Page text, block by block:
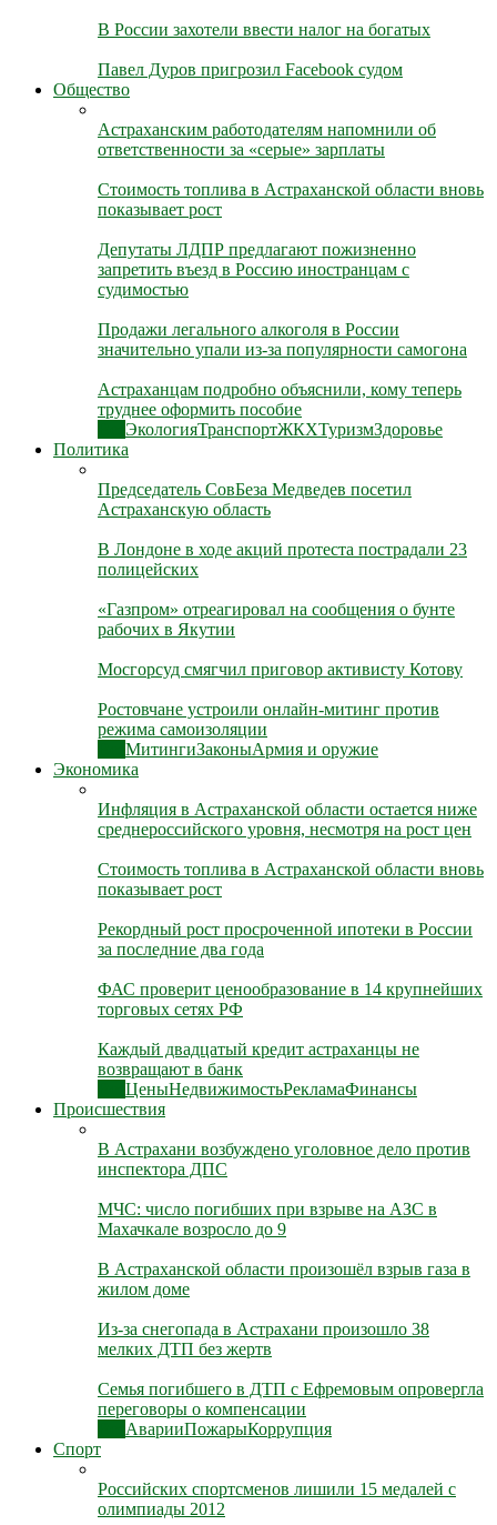
В России захотели ввести налог на богатых
Павел Дуров пригрозил Facebook судом
Общество
Астраханским работодателям напомнили об
ответственности за «серые» зарплаты
Стоимость топлива в Астраханской области вновь
показывает рост
Депутаты ЛДПР предлагают пожизненно
запретить въезд в Россию иностранцам с
судимостью
Продажи легального алкоголя в России
значительно упали из-за популярности самогона
Астраханцам подробно объяснили, кому теперь
труднее оформить пособие
ЭкологияТранспортЖКХТуризмЗдоровье
Политика
Председатель СовБеза Медведев посетил
Астраханскую область
В Лондоне в ходе акций протеста пострадали 23
полицейских
«Газпром» отреагировал на сообщения о бунте
рабочих в Якутии
Мосгорсуд смягчил приговор активисту Котову
Ростовчане устроили онлайн-митинг против
режима самоизоляции
МитингиЗаконыАрмия и оружие
Экономика
Инфляция в Астраханской области остается ниже
среднероссийского уровня, несмотря на рост цен
Стоимость топлива в Астраханской области вновь
показывает рост
Рекордный рост просроченной ипотеки в России
за последние два года
ФАС проверит ценообразование в 14 крупнейших
торговых сетях РФ
Каждый двадцатый кредит астраханцы не
возвращают в банк
ЦеныНедвижимостьРекламаФинансы
Происшествия
В Астрахани возбуждено уголовное дело против
инспектора ДПС
МЧС: число погибших при взрыве на АЗС в
Махачкале возросло до 9
В Астраханской области произошёл взрыв газа в
жилом доме
Из-за снегопада в Астрахани произошло 38
мелких ДТП без жертв
Семья погибшего в ДТП с Ефремовым опровергла
переговоры о компенсации
АварииПожарыКоррупция
Спорт
Российских спортсменов лишили 15 медалей с
олимпиады 2012